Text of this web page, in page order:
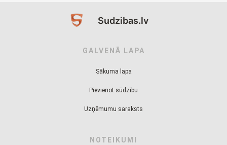
Sudzibas.lv
GALVENĀ LAPA
Sākuma lapa
Pievienot sūdzību
Uzņēmumu saraksts
NOTEIKUMI